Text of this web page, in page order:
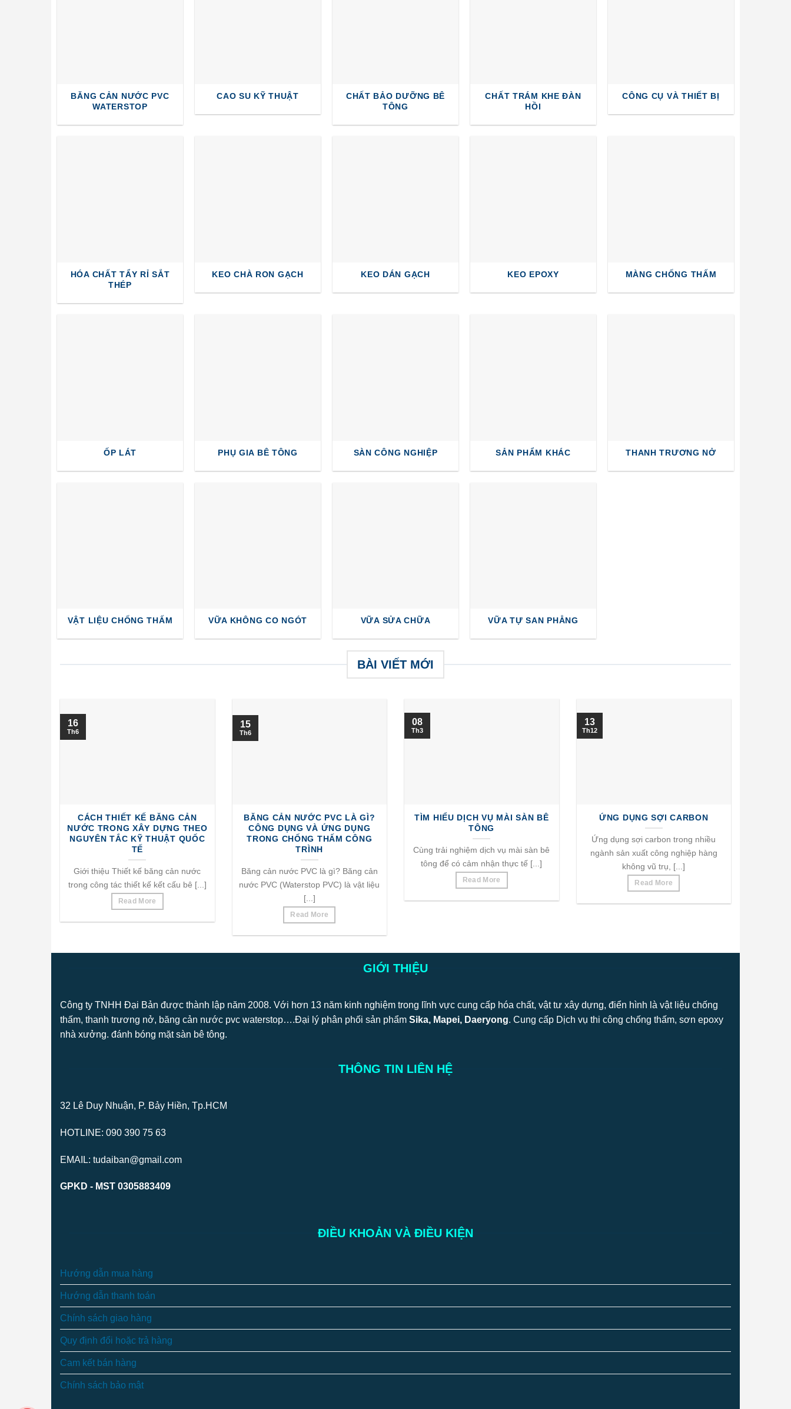
BĂNG CẢN NƯỚC PVC
WATERSTOP
CAO SU KỸ THUẬT
CHẤT BẢO DƯỠNG BÊ
TÔNG
CHẤT TRÁM KHE ĐÀN
HỒI
CÔNG CỤ VÀ THIẾT BỊ
HÓA CHẤT TẨY RỈ SẮT
THÉP
KEO CHÀ RON GẠCH KEO DÁN GẠCH KEO EPOXY MÀNG CHỐNG THẤM
ỐP LÁT PHỤ GIA BÊ TÔNG SÀN CÔNG NGHIỆP SẢN PHẨM KHÁC THANH TRƯƠNG NỞ
VẬT LIỆU CHỐNG THẤM VỮA KHÔNG CO NGÓT VỮA SỬA CHỮA VỮA TỰ SAN PHẲNG
BÀI VIẾT MỚI
CÁCH THIẾT KẾ BĂNG CẢN
NƯỚC TRONG XÂY DỰNG THEO
NGUYÊN TẮC KỸ THUẬT QUỐC
TẾ
Giới thiệu Thiết kế băng cản nước
trong công tác thiết kế kết cấu bê [...]
Read More
16
Th6
BĂNG CẢN NƯỚC PVC LÀ GÌ?
CÔNG DỤNG VÀ ỨNG DỤNG
TRONG CHỐNG THẤM CÔNG
TRÌNH
Băng cản nước PVC là gì? Băng cản
nước PVC (Waterstop PVC) là vật liệu
[...]
Read More
15
Th6
TÌM HIỂU DỊCH VỤ MÀI SÀN BÊ
TÔNG
Cùng trải nghiệm dịch vụ mài sàn bê
tông để có cảm nhận thực tế [...]
Read More
08
Th3
ỨNG DỤNG SỢI CARBON
Ứng dụng sợi carbon trong nhiều
ngành sản xuất công nghiệp hàng
không vũ trụ, [...]
Read More
13
Th12
GIỚI THIỆU
Công ty TNHH Đại Bản được thành lập năm 2008. Với hơn 13 năm kinh nghiệm trong lĩnh vực cung cấp hóa chất, vật tư xây dựng, điển hình là vật liệu chống
thấm, thanh trương nở, băng cản nước pvc waterstop….Đại lý phân phối sản phẩm Sika, Mapei, Daeryong. Cung cấp Dịch vụ thi công chống thấm, sơn epoxy
nhà xưởng. đánh bóng mặt sàn bê tông.
THÔNG TIN LIÊN HỆ
32 Lê Duy Nhuận, P. Bảy Hiền, Tp.HCM
HOTLINE: 090 390 75 63
EMAIL: tudaiban@gmail.com
GPKD - MST 0305883409
ĐIỀU KHOẢN VÀ ĐIỀU KIỆN
Hướng dẫn mua hàng
Hướng dẫn thanh toán
Chính sách giao hàng
Quy định đổi hoặc trả hàng
Cam kết bán hàng
Chính sách bảo mật